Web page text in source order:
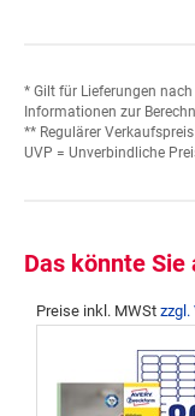
* Gilt für Lieferungen
Informationen zur
** Regulärer
UVP = Unverbindliche
Das könnte
Preise inkl. MWSt zzgl.